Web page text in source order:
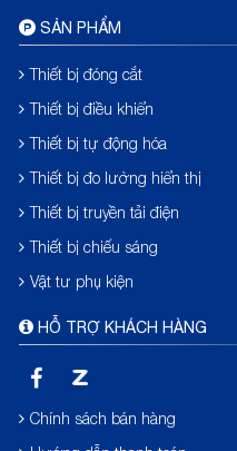
SẢN PHẨM
Thiết bị đóng cắt
Thiết bị điều khiển
Thiết bị tự động hóa
Thiết bị đo lường hiển thị
Thiết bị truyền tải điện
Thiết bị chiếu sáng
Vật tư phụ kiện
HỖ TRỢ KHÁCH HÀNG
Chính sách bán hàng